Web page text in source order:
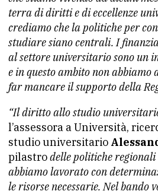
terra di diritti e di eccellenze
crediamo che la politiche per
studiare siano centrali. I
al settore universitario sono un
e in questo ambito non abbiamo
far mancare il supporto della
“Il diritto allo studio
l’assessora a Università,
studio universitario
pilastrodelle politiche regionali
abbiamo lavorato con
le risorse necessarie. Nel bando